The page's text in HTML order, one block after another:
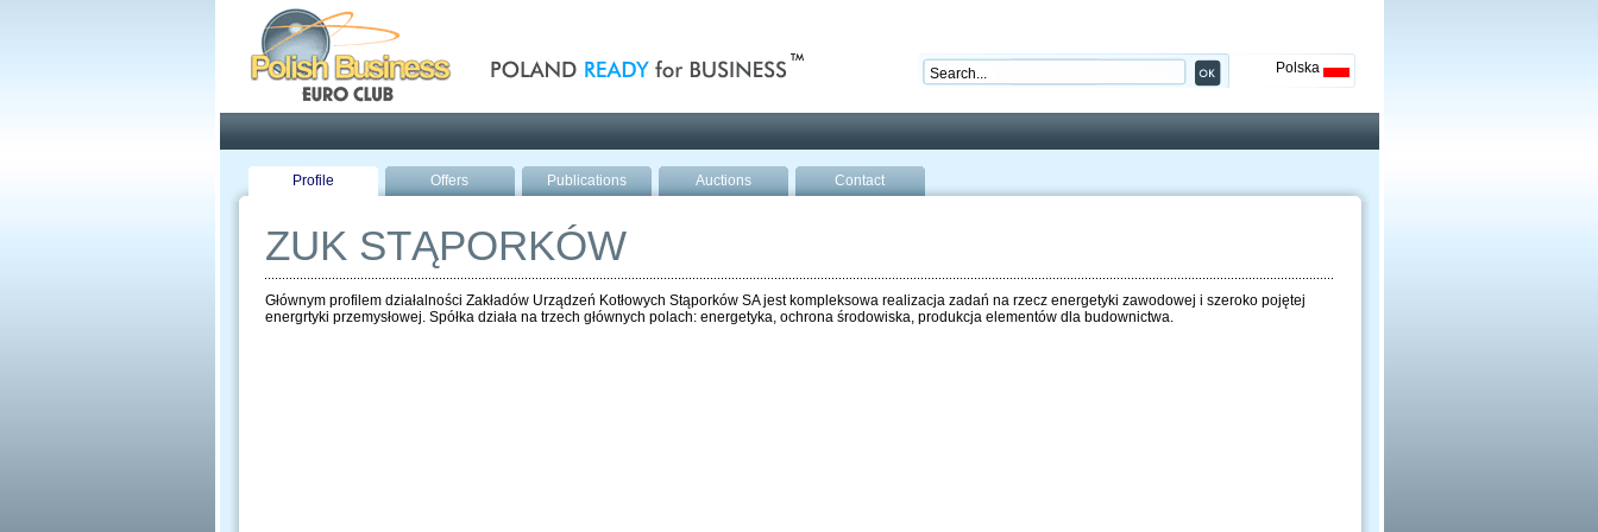
Polska
Profile Offers Publications Auctions Contact
ZUK STĄPORKÓW
Głównym profilem działalności Zakładów Urządzeń Kotłowych Stąporków SA jest kompleksowa realizacja zadań na rzecz energetyki zawodowej i szeroko pojętej
energrtyki przemysłowej. Spółka działa na trzech głównych polach: energetyka, ochrona środowiska, produkcja elementów dla budownictwa.